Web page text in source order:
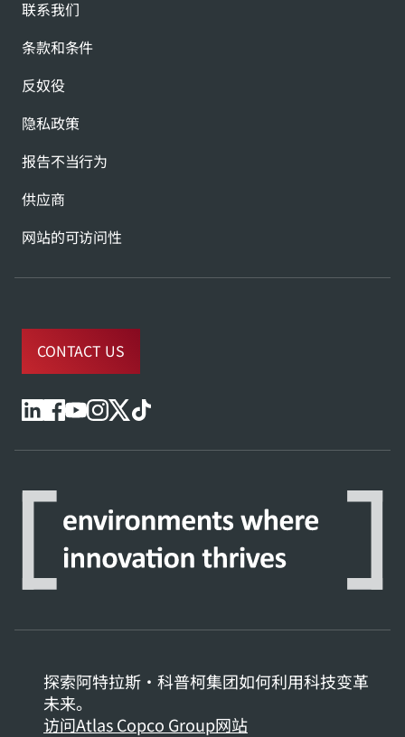
联系我们
条款和条件
反奴役
隐私政策
报告不当行为
供应商
网站的可访问性
CONTACT US
探索阿特拉斯·科普柯集团如何利用科技变革
未来。
访问Atlas Copco Group网站